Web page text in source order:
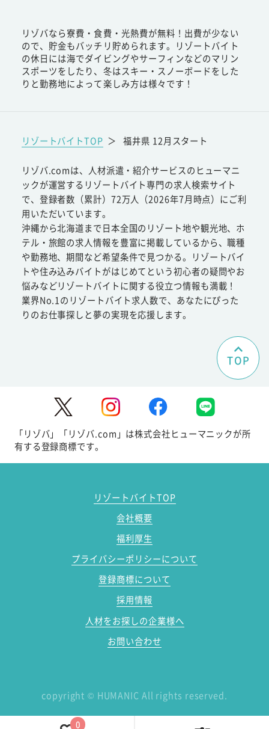
リゾバなら寮費・食費・光熱費が無料！出費が少ない
ので、貯金もバッチリ貯められます。リゾートバイト
の休日には海でダイビングやサーフィンなどのマリン
スポーツをしたり、冬はスキー・スノーボードをした
りと勤務地によって楽しみ方は様々です！
リゾートバイトTOP ＞ 福井県 12月スタート
リゾバ.comは、人材派遣・紹介サービスのヒューマニ
ックが運営するリゾートバイト専門の求人検索サイト
で、登録者数（累計）72万人（2026年7月時点）にご利
用いただいています。
沖縄から北海道まで日本全国のリゾート地や観光地、ホ
テル・旅館の求人情報を豊富に掲載しているから、職種
や勤務地、期間など希望条件で見つかる。リゾートバイ
トや住み込みバイトがはじめてという初心者の疑問やお
悩みなどリゾートバイトに関する役立つ情報も満載！
業界No.1のリゾートバイト求人数で、あなたにぴった
りのお仕事探しと夢の実現を応援します。
TOP
「リゾバ」「リゾバ.com」は株式会社ヒューマニックが所
有する登録商標です。
リゾートバイトTOP
会社概要
福利厚生
プライバシーポリシーについて
登録商標について
採用情報
人材をお探しの企業様へ
お問い合わせ
copyright © HUMANIC All rights reserved.
0